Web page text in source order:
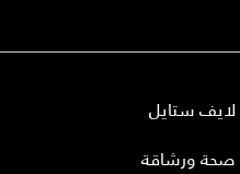
لايف ستايل
صحة ورشاقة